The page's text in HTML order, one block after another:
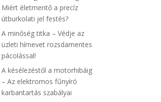
Miért életmentő a precíz
útburkolati jel festés?
A minőség titka – Védje az
üzleti hírnevet rozsdamentes
pácolással!
A késélezéstől a motorhibáig
– Az elektromos fűnyíró
karbantartás szabályai